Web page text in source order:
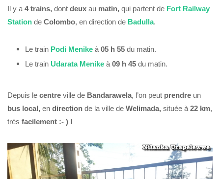
Il y a 4 trains, dont deux au matin, qui partent de Fort Railway
Station de Colombo, en direction de Badulla.
Le train Podi Menike à 05 h 55 du matin.
Le train Udarata Menike à 09 h 45 du matin.
Depuis le centre ville de Bandarawela, l’on peut prendre un
bus local, en direction de la ville de Welimada, située à 22 km,
très facilement :- ) !